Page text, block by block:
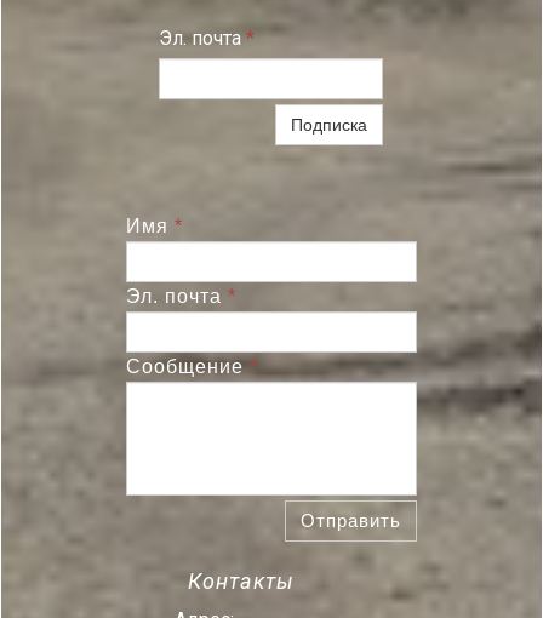
Эл. почта*
Подписка
Имя *
Эл. почта *
Сообщение *
Отправить
Контакты